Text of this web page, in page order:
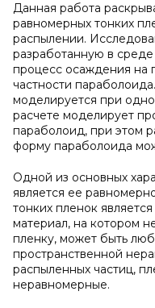
Данная работа
равномерных тонких
распылении.
разработанную в
процесс осаждения на
частности
моделируется при
расчете моделирует
параболоид, при этом
форму параболоида
Одной из основных
является ее
тонких пленок
материал, на котором
пленку, может быть
пространственной
распыленных частиц,
неравномерные.